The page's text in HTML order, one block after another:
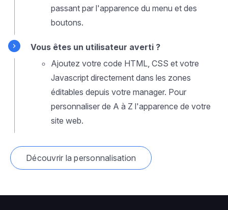
passant par l'apparence du menu et des
boutons.
Vous êtes un utilisateur averti ?
Ajoutez votre code HTML, CSS et votre
Javascript directement dans les zones
éditables depuis votre manager. Pour
personnaliser de A à Z l'apparence de votre
site web.
Découvrir la personnalisation